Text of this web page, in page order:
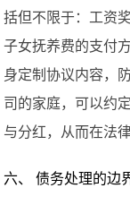
括但不限于：工资
子女抚养费的支付
身定制协议内容，
司的家庭，可以约
与分红，从而在法
六、 债务处理的边